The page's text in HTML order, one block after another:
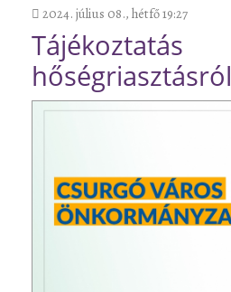
2024. július 08., hétfő 19:27
Tájékoztatás
hőségriasztásról